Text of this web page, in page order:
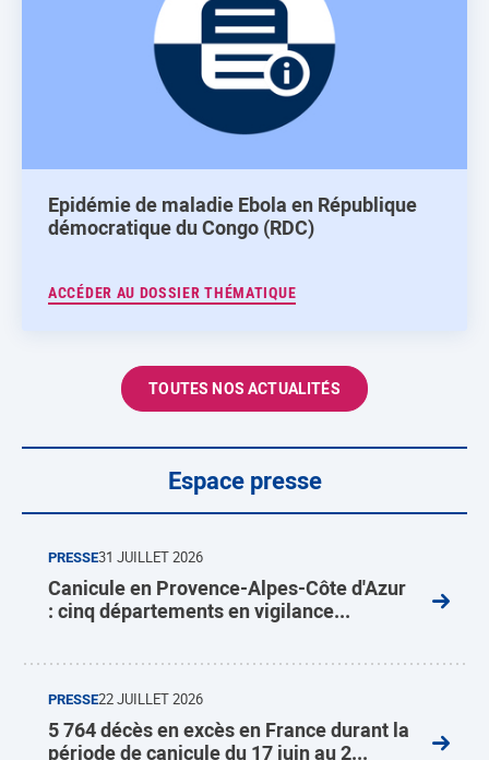
Epidémie de maladie Ebola en République
démocratique du Congo (RDC)
ACCÉDER AU DOSSIER THÉMATIQUE
TOUTES NOS ACTUALITÉS
Espace presse
PRESSE31 JUILLET 2026
Canicule en Provence-Alpes-Côte d'Azur
: cinq départements en vigilance...
PRESSE22 JUILLET 2026
5 764 décès en excès en France durant la
période de canicule du 17 juin au 2...